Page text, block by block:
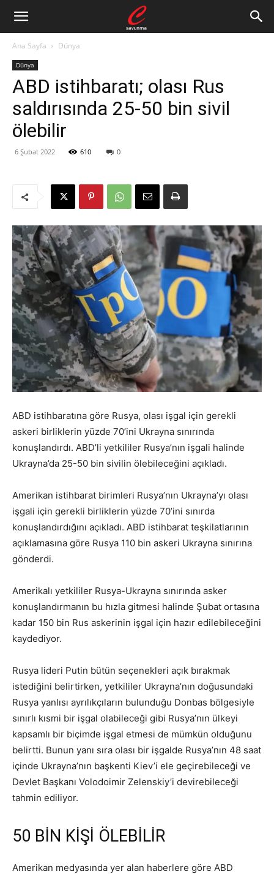
Ana Sayfa Dünya
Dünya
ABD istihbaratı; olası Rus
saldırısında 25-50 bin sivil
ölebilir
6 Şubat 2022 610 0
ABD istihbaratına göre Rusya, olası işgal için gerekli
askeri birliklerin yüzde 70’ini Ukrayna sınırında
konuşlandırdı. ABD’li yetkililer Rusya’nın işgali halinde
Ukrayna’da 25-50 bin sivilin ölebileceğini açıkladı.
Amerikan istihbarat birimleri Rusya’nın Ukrayna’yı olası
işgali için gerekli birliklerin yüzde 70’ini sınırda
konuşlandırdığını açıkladı. ABD istihbarat teşkilatlarının
açıklamasına göre Rusya 110 bin askeri Ukrayna sınırına
gönderdi.
Amerikalı yetkililer Rusya-Ukrayna sınırında asker
konuşlandırmanın bu hızla gitmesi halinde Şubat ortasına
kadar 150 bin Rus askerinin işgal için hazır edilebileceğini
kaydediyor.
Rusya lideri Putin bütün seçenekleri açık bırakmak
istediğini belirtirken, yetkililer Ukrayna’nın doğusundaki
Rusya yanlısı ayrılıkçıların bulunduğu Donbas bölgesiyle
sınırlı kısmi bir işgal olabileceği gibi Rusya’nın ülkeyi
kapsamlı bir biçimde işgal etmesi de mümkün olduğunu
belirtti. Bunun yanı sıra olası bir işgalde Rusya’nın 48 saat
içinde Ukrayna’nın başkenti Kiev’i ele geçirebileceği ve
Devlet Başkanı Volodoimir Zelenskiy’i devirebileceği
tahmin ediliyor.
50 BİN KİŞİ ÖLEBİLİR
Amerikan medyasında yer alan haberlere göre ABD